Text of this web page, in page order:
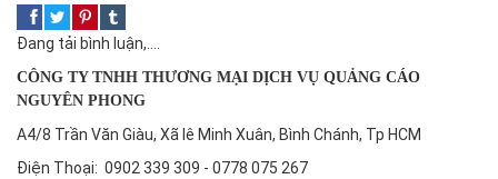
Đang tải bình luận,....
CÔNG TY TNHH THƯƠNG MẠI DỊCH VỤ QUẢNG CÁO
NGUYÊN PHONG
A4/8 Trần Văn Giàu, Xã lê Minh Xuân, Bình Chánh, Tp HCM
Điện Thoại: 0902 339 309 - 0778 075 267